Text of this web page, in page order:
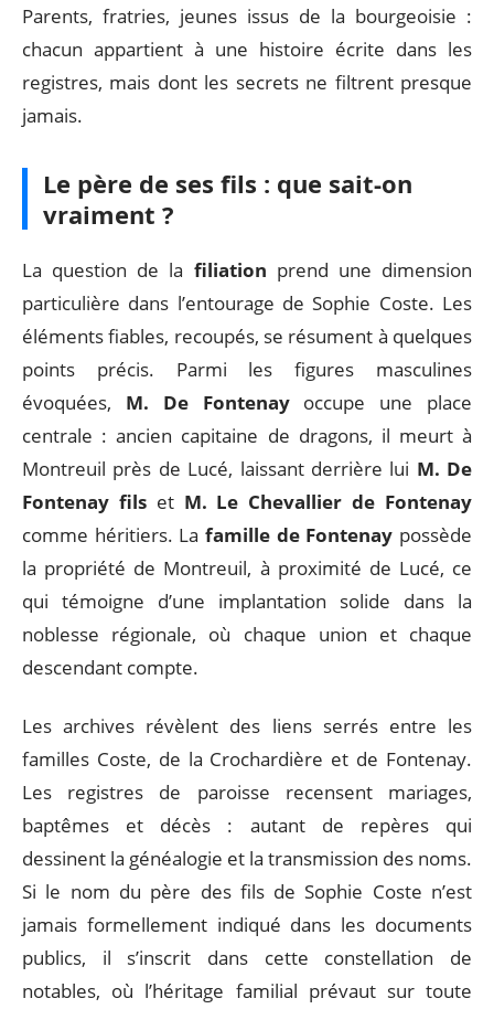
Parents, fratries, jeunes issus de la bourgeoisie :
chacun appartient à une histoire écrite dans les
registres, mais dont les secrets ne filtrent presque
jamais.
Le père de ses fils : que sait-on
vraiment ?
La question de la filiation prend une dimension
particulière dans l’entourage de Sophie Coste. Les
éléments fiables, recoupés, se résument à quelques
points précis. Parmi les figures masculines
évoquées, M. De Fontenayoccupe une place
centrale : ancien capitaine de dragons, il meurt à
Montreuil près de Lucé, laissant derrière lui M. De
Fontenay filset M. Le Chevallier de Fontenay
comme héritiers. La famille de Fontenay possède
la propriété de Montreuil, à proximité de Lucé, ce
qui témoigne d’une implantation solide dans la
noblesse régionale, où chaque union et chaque
descendant compte.
Les archives révèlent des liens serrés entre les
familles Coste, de la Crochardière et de Fontenay.
Les registres de paroisse recensent mariages,
baptêmes et décès : autant de repères qui
dessinent la généalogie et la transmission des noms.
Si le nom du père des fils de Sophie Coste n’est
jamais formellement indiqué dans les documents
publics, il s’inscrit dans cette constellation de
notables, où l’héritage familial prévaut sur toute